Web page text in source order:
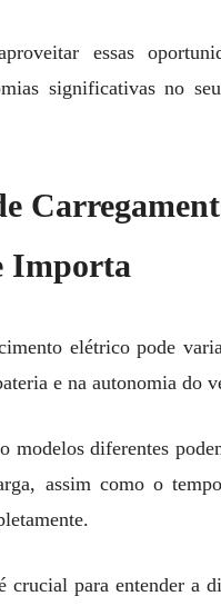
essas
significativas no
Importa
elétrico pode
e na autonomia do
modelos diferentes
assim como o
crucial para entender a